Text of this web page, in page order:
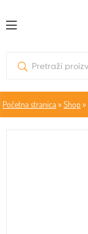
Početna stranica» Shop»